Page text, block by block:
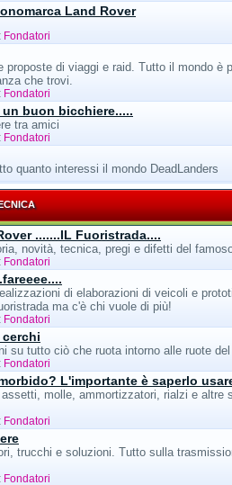
Land Rover
Fondatori
proposte di viaggi e raid. Tutto il mondo è
che trovi.
Fondatori
un buon bicchiere.....
tra amici
Fondatori
quanto interessi il mondo DeadLanders
.......IL Fuoristrada....
novità, tecnica, pregi e difetti del
Fondatori
di elaborazioni di veicoli e
ma c'è chi vuole di più!
Fondatori
cerchi
su tutto ciò che ruota intorno alle ruote
Fondatori
L'importante è saperlo
assetti, molle, ammortizzatori, rialzi e altre
Fondatori
trucchi e soluzioni. Tutto sulla
Fondatori